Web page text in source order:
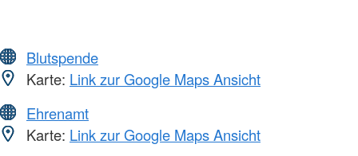
Blutspende
Karte: Link zur Google Maps Ansicht
Ehrenamt
Karte: Link zur Google Maps Ansicht